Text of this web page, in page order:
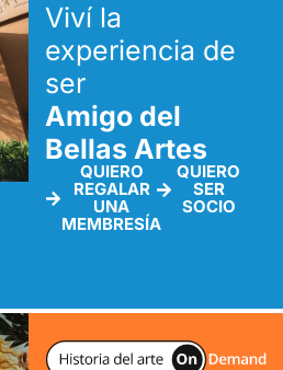
Viví la
experiencia de
ser
Amigo del
Bellas Artes
QUIERO
REGALAR
UNA
MEMBRESÍA
QUIERO
SER
SOCIO